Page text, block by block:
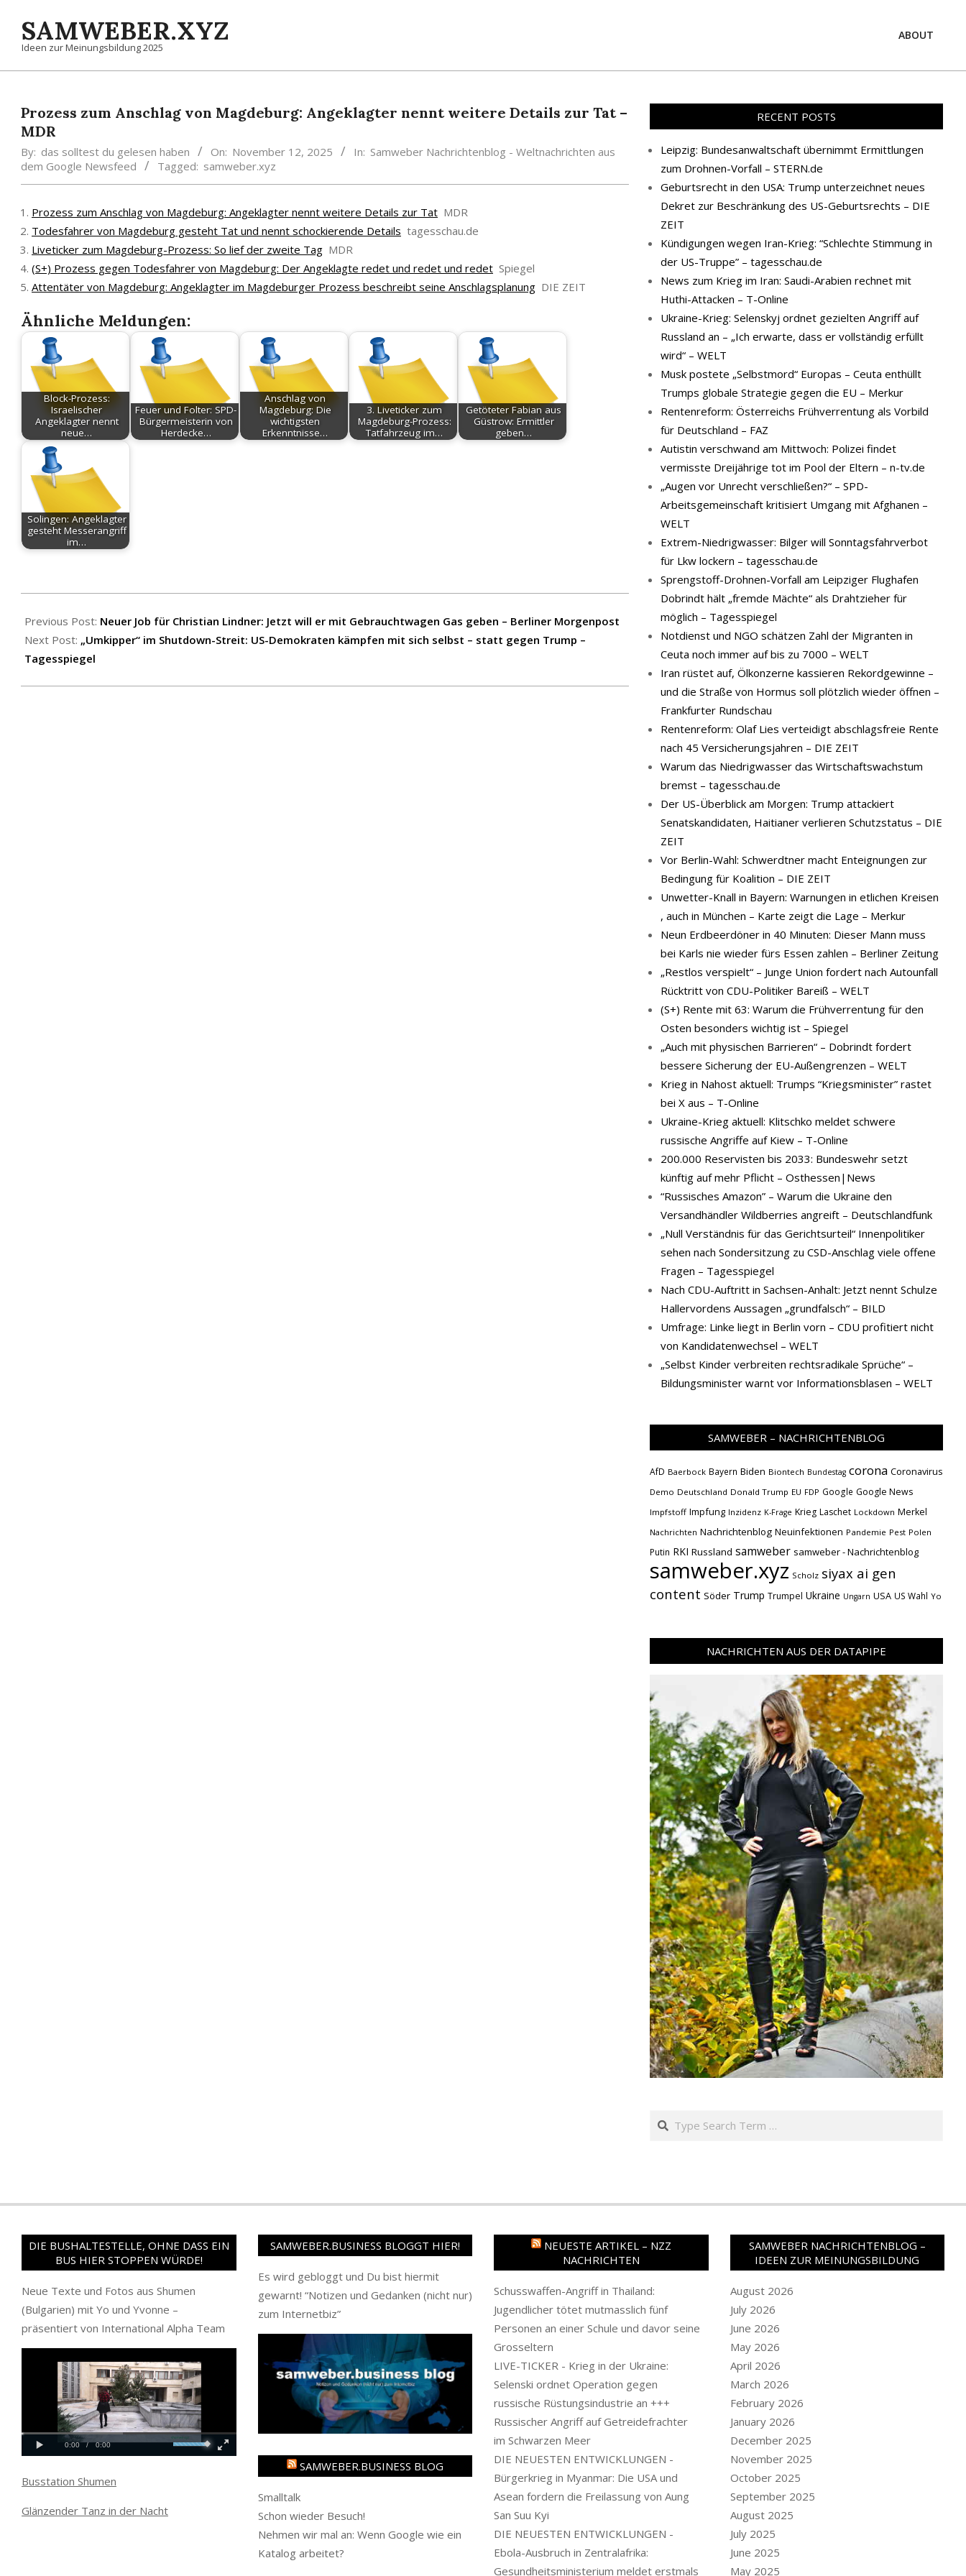
contentSAMWEBER.XYZ
Ideen zur Meinungsbildung 2025
ABOUT
Prozess zum Anschlag von Magdeburg: Angeklagter nennt weitere Details zur Tat –
MDR
By: das solltest du gelesen haben On: November 12, 2025 In: Samweber Nachrichtenblog - Weltnachrichten aus
dem Google Newsfeed
Tagged: samweber.xyz
Prozess zum Anschlag von Magdeburg: Angeklagter nennt weitere Details zur Tat MDR
Todesfahrer von Magdeburg gesteht Tat und nennt schockierende Details tagesschau.de
Liveticker zum Magdeburg-Prozess: So lief der zweite Tag MDR
(S+) Prozess gegen Todesfahrer von Magdeburg: Der Angeklagte redet und redet und redet Spiegel
Attentäter von Magdeburg: Angeklagter im Magdeburger Prozess beschreibt seine Anschlagsplanung DIE ZEIT
Ähnliche Meldungen:
Block-Prozess:
Israelischer
Angeklagter nennt
neue…
Feuer und Folter: SPD-
Bürgermeisterin von
Herdecke…
Anschlag von
Magdeburg: Die
wichtigsten
Erkenntnisse…
3. Liveticker zum
Magdeburg-Prozess:
Tatfahrzeug im…
Getöteter Fabian aus
Güstrow: Ermittler
geben…
Solingen: Angeklagter
gesteht Messerangriff
im…
11-
12
Previous Post: Neuer Job für Christian Lindner: Jetzt will er mit Gebrauchtwagen Gas geben – Berliner Morgenpost
Next Post: „Umkipper“ im Shutdown-Streit: US-Demokraten kämpfen mit sich selbst – statt gegen Trump –
Tagesspiegel
RECENT POSTS
Leipzig: Bundesanwaltschaft übernimmt Ermittlungen
zum Drohnen-Vorfall – STERN.de
Geburtsrecht in den USA: Trump unterzeichnet neues
Dekret zur Beschränkung des US-Geburtsrechts – DIE
ZEIT
Kündigungen wegen Iran-Krieg: “Schlechte Stimmung in
der US-Truppe” – tagesschau.de
News zum Krieg im Iran: Saudi-Arabien rechnet mit
Huthi-Attacken – T-Online
Ukraine-Krieg: Selenskyj ordnet gezielten Angriff auf
Russland an – „Ich erwarte, dass er vollständig erfüllt
wird“ – WELT
Musk postete „Selbstmord“ Europas – Ceuta enthüllt
Trumps globale Strategie gegen die EU – Merkur
Rentenreform: Österreichs Frühverrentung als Vorbild
für Deutschland – FAZ
Autistin verschwand am Mittwoch: Polizei findet
vermisste Dreijährige tot im Pool der Eltern – n-tv.de
„Augen vor Unrecht verschließen?“ – SPD-
Arbeitsgemeinschaft kritisiert Umgang mit Afghanen –
WELT
Extrem-Niedrigwasser: Bilger will Sonntagsfahrverbot
für Lkw lockern – tagesschau.de
Sprengstoff-Drohnen-Vorfall am Leipziger Flughafen
Dobrindt hält „fremde Mächte“ als Drahtzieher für
möglich – Tagesspiegel
Notdienst und NGO schätzen Zahl der Migranten in
Ceuta noch immer auf bis zu 7000 – WELT
Iran rüstet auf, Ölkonzerne kassieren Rekordgewinne –
und die Straße von Hormus soll plötzlich wieder öffnen –
Frankfurter Rundschau
Rentenreform: Olaf Lies verteidigt abschlagsfreie Rente
nach 45 Versicherungsjahren – DIE ZEIT
Warum das Niedrigwasser das Wirtschaftswachstum
bremst – tagesschau.de
Der US-Überblick am Morgen: Trump attackiert
Senatskandidaten, Haitianer verlieren Schutzstatus – DIE
ZEIT
Vor Berlin-Wahl: Schwerdtner macht Enteignungen zur
Bedingung für Koalition – DIE ZEIT
Unwetter-Knall in Bayern: Warnungen in etlichen Kreisen
, auch in München – Karte zeigt die Lage – Merkur
Neun Erdbeerdöner in 40 Minuten: Dieser Mann muss
bei Karls nie wieder fürs Essen zahlen – Berliner Zeitung
„Restlos verspielt“ – Junge Union fordert nach Autounfall
Rücktritt von CDU-Politiker Bareiß – WELT
(S+) Rente mit 63: Warum die Frühverrentung für den
Osten besonders wichtig ist – Spiegel
„Auch mit physischen Barrieren“ – Dobrindt fordert
bessere Sicherung der EU-Außengrenzen – WELT
Krieg in Nahost aktuell: Trumps “Kriegsminister” rastet
bei X aus – T-Online
Ukraine-Krieg aktuell: Klitschko meldet schwere
russische Angriffe auf Kiew – T-Online
200.000 Reservisten bis 2033: Bundeswehr setzt
künftig auf mehr Pflicht – Osthessen|News
“Russisches Amazon” – Warum die Ukraine den
Versandhändler Wildberries angreift – Deutschlandfunk
„Null Verständnis für das Gerichtsurteil“ Innenpolitiker
sehen nach Sondersitzung zu CSD-Anschlag viele offene
Fragen – Tagesspiegel
Nach CDU-Auftritt in Sachsen-Anhalt: Jetzt nennt Schulze
Hallervordens Aussagen „grundfalsch“ – BILD
Umfrage: Linke liegt in Berlin vorn – CDU profitiert nicht
von Kandidatenwechsel – WELT
„Selbst Kinder verbreiten rechtsradikale Sprüche“ –
Bildungsminister warnt vor Informationsblasen – WELT
SAMWEBER – NACHRICHTENBLOG
AfD Baerbock Bayern Biden Biontech Bundestag corona Coronavirus
Demo Deutschland Donald Trump EU FDP Google Google News
Impfstoff Impfung Inzidenz K-Frage Krieg Laschet Lockdown Merkel
Nachrichten Nachrichtenblog Neuinfektionen Pandemie Pest Polen
Putin RKI Russland samweber samweber - Nachrichtenblog
samweber.xyz Scholz siyax ai gen
content Söder Trump Trumpel Ukraine Ungarn USA US Wahl Yo
NACHRICHTEN AUS DER DATAPIPE
Search
DIE BUSHALTESTELLE, OHNE DASS EIN
BUS HIER STOPPEN WÜRDE!
Neue Texte und Fotos aus Shumen
(Bulgarien) mit Yo und Yvonne –
präsentiert von International Alpha Team
Busstation Shumen
Glänzender Tanz in der Nacht
SAMWEBER.BUSINESS BLOGGT HIER!
Es wird gebloggt und Du bist hiermit
gewarnt! “Notizen und Gedanken (nicht nur)
zum Internetbiz”
SAMWEBER.BUSINESS BLOG
Smalltalk
Schon wieder Besuch!
Nehmen wir mal an: Wenn Google wie ein
Katalog arbeitet?
NEUESTE ARTIKEL – NZZ
NACHRICHTEN
Schusswaffen-Angriff in Thailand:
Jugendlicher tötet mutmasslich fünf
Personen an einer Schule und davor seine
Grosseltern
LIVE-TICKER - Krieg in der Ukraine:
Selenski ordnet Operation gegen
russische Rüstungsindustrie an +++
Russischer Angriff auf Getreidefrachter
im Schwarzen Meer
DIE NEUESTEN ENTWICKLUNGEN -
Bürgerkrieg in Myanmar: Die USA und
Asean fordern die Freilassung von Aung
San Suu Kyi
DIE NEUESTEN ENTWICKLUNGEN -
Ebola-Ausbruch in Zentralafrika:
Gesundheitsministerium meldet erstmals
SAMWEBER NACHRICHTENBLOG –
IDEEN ZUR MEINUNGSBILDUNG
August 2026
July 2026
June 2026
May 2026
April 2026
March 2026
February 2026
January 2026
December 2025
November 2025
October 2025
September 2025
August 2025
July 2025
June 2025
May 2025